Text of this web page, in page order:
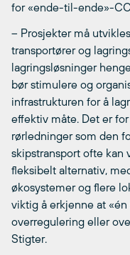
for «ende-til-ende»-
– Prosjekter må
transportører og
lagringsløsninger
bør stimulere og
infrastrukturen for å
effektiv måte. Det er
rørledninger som den
skipstransport ofte
fleksibelt alternativ,
økosystemer og flere
viktig å erkjenne at «én
overregulering eller
Stigter.